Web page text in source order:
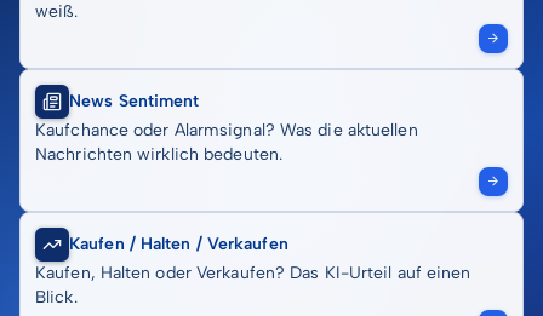
weiß.
News Sentiment
Kaufchance oder Alarmsignal? Was die aktuellen
Nachrichten wirklich bedeuten.
Kaufen / Halten / Verkaufen
Kaufen, Halten oder Verkaufen? Das KI-Urteil auf einen
Blick.